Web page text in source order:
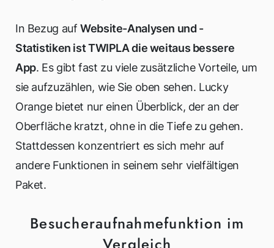
In Bezug aufWebsite-Analysen und -
Statistiken ist TWIPLA die weitaus bessere
App. Es gibt fast zu viele zusätzliche Vorteile, um
sie aufzuzählen, wie Sie oben sehen. Lucky
Orange bietet nur einen Überblick, der an der
Oberfläche kratzt, ohne in die Tiefe zu gehen.
Stattdessen konzentriert es sich mehr auf
andere Funktionen in seinem sehr vielfältigen
Paket.
Besucheraufnahmefunktion im